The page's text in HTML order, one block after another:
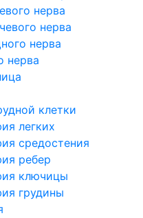
нерва
нерва
нерва
нерва
клетки
легких
средостения
ребер
ключицы
грудины